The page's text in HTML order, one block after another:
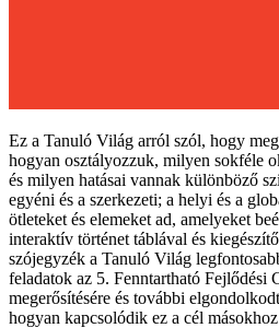
Ez a Tanuló Világ arról szól, hogy
hogyan osztályozzuk, milyen sokféle
és milyen hatásai vannak különböző
egyéni és a szerkezeti; a helyi és a
ötleteket és elemeket ad, amelyeket
interaktív történet táblával és
szójegyzék a Tanuló Világ
feladatok az 5. Fenntartható Fejlődési
megerősítésére és további
hogyan kapcsolódik ez a cél